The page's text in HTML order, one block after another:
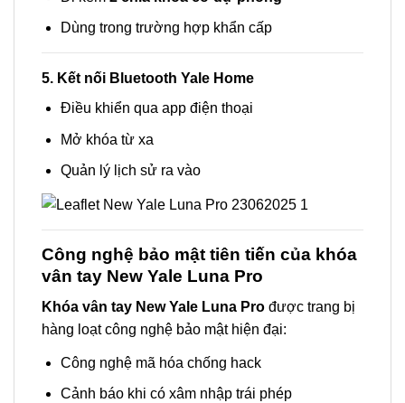
Dùng trong trường hợp khẩn cấp
5. Kết nối Bluetooth Yale Home
Điều khiển qua app điện thoại
Mở khóa từ xa
Quản lý lịch sử ra vào
Công nghệ bảo mật tiên tiến của khóa
vân tay New Yale Luna Pro
Khóa vân tay New Yale Luna Pro được trang bị
hàng loạt công nghệ bảo mật hiện đại:
Công nghệ mã hóa chống hack
Cảnh báo khi có xâm nhập trái phép